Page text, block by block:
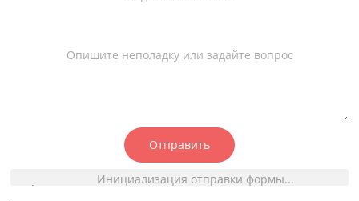
Опишите неполадку или задайте вопрос
Отправить
Инициализация отправки формы...